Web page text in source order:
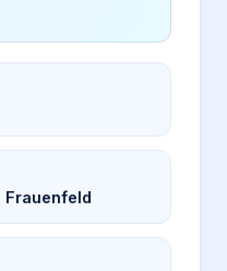
Frauenfeld